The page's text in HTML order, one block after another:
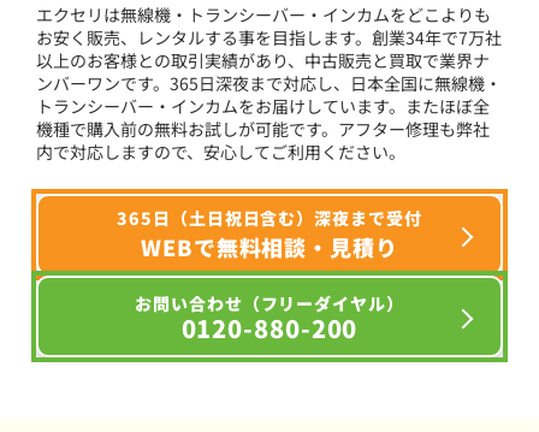
エクセリは無線機・トランシーバー・インカムをどこよりも
お安く販売、レンタルする事を目指します。創業34年で7万社
以上のお客様との取引実績があり、中古販売と買取で業界ナ
ンバーワンです。365日深夜まで対応し、日本全国に無線機・
トランシーバー・インカムをお届けしています。またほぼ全
機種で購入前の無料お試しが可能です。アフター修理も弊社
内で対応しますので、安心してご利用ください。
365日（土日祝日含む）深夜まで受付
WEBで無料相談・見積り
お問い合わせ（フリーダイヤル）
0120-880-200